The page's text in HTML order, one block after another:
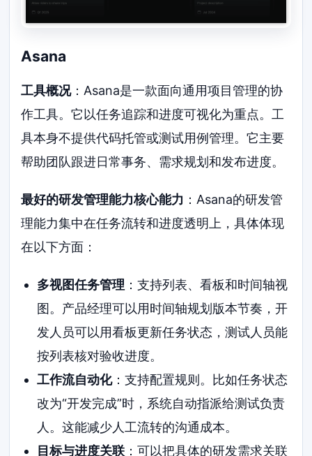
Asana
工具概况：Asana是一款面向通用项目管理的协
作工具。它以任务追踪和进度可视化为重点。工
具本身不提供代码托管或测试用例管理。它主要
帮助团队跟进日常事务、需求规划和发布进度。
最好的研发管理能力核心能力 ：Asana的研发管
理能力集中在任务流转和进度透明上，具体体现
在以下方面：
多视图任务管理 ：支持列表、看板和时间轴视
图。产品经理可以用时间轴规划版本节奏，开
发人员可以用看板更新任务状态，测试人员能
按列表核对验收进度。
工作流自动化：支持配置规则。比如任务状态
改为“开发完成”时，系统自动指派给测试负责
人。这能减少人工流转的沟通成本。
目标与进度关联：可以把具体的研发需求关联